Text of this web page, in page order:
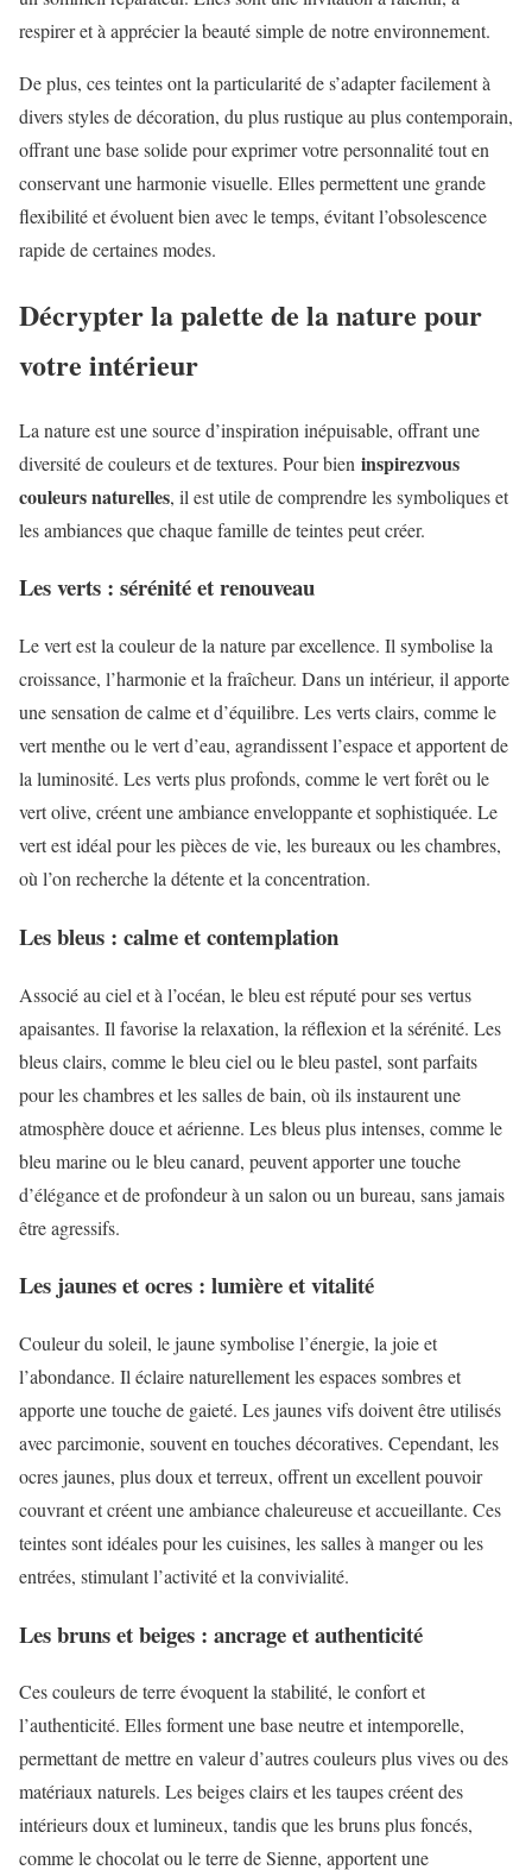
respirer et à apprécier la beauté simple de notre environnement.
De plus, ces teintes ont la particularité de s’adapter facilement à
divers styles de décoration, du plus rustique au plus contemporain,
offrant une base solide pour exprimer votre personnalité tout en
conservant une harmonie visuelle. Elles permettent une grande
flexibilité et évoluent bien avec le temps, évitant l’obsolescence
rapide de certaines modes.
Décrypter la palette de la nature pour
votre intérieur
La nature est une source d’inspiration inépuisable, offrant une
diversité de couleurs et de textures. Pour bien inspirezvous
couleurs naturelles, il est utile de comprendre les symboliques et
les ambiances que chaque famille de teintes peut créer.
Les verts : sérénité et renouveau
Le vert est la couleur de la nature par excellence. Il symbolise la
croissance, l’harmonie et la fraîcheur. Dans un intérieur, il apporte
une sensation de calme et d’équilibre. Les verts clairs, comme le
vert menthe ou le vert d’eau, agrandissent l’espace et apportent de
la luminosité. Les verts plus profonds, comme le vert forêt ou le
vert olive, créent une ambiance enveloppante et sophistiquée. Le
vert est idéal pour les pièces de vie, les bureaux ou les chambres,
où l’on recherche la détente et la concentration.
Les bleus : calme et contemplation
Associé au ciel et à l’océan, le bleu est réputé pour ses vertus
apaisantes. Il favorise la relaxation, la réflexion et la sérénité. Les
bleus clairs, comme le bleu ciel ou le bleu pastel, sont parfaits
pour les chambres et les salles de bain, où ils instaurent une
atmosphère douce et aérienne. Les bleus plus intenses, comme le
bleu marine ou le bleu canard, peuvent apporter une touche
d’élégance et de profondeur à un salon ou un bureau, sans jamais
être agressifs.
Les jaunes et ocres : lumière et vitalité
Couleur du soleil, le jaune symbolise l’énergie, la joie et
l’abondance. Il éclaire naturellement les espaces sombres et
apporte une touche de gaieté. Les jaunes vifs doivent être utilisés
avec parcimonie, souvent en touches décoratives. Cependant, les
ocres jaunes, plus doux et terreux, offrent un excellent pouvoir
couvrant et créent une ambiance chaleureuse et accueillante. Ces
teintes sont idéales pour les cuisines, les salles à manger ou les
entrées, stimulant l’activité et la convivialité.
Les bruns et beiges : ancrage et authenticité
Ces couleurs de terre évoquent la stabilité, le confort et
l’authenticité. Elles forment une base neutre et intemporelle,
permettant de mettre en valeur d’autres couleurs plus vives ou des
matériaux naturels. Les beiges clairs et les taupes créent des
intérieurs doux et lumineux, tandis que les bruns plus foncés,
comme le chocolat ou le terre de Sienne, apportent une